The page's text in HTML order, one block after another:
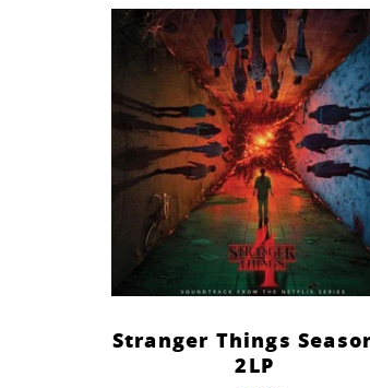
Stranger Things
2LP